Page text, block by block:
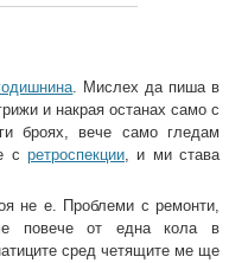
. Мислех да пиша в
и накрая останах само с
броях, вече само гледам
с ретроспекции, и ми става
не е. Проблеми с ремонти,
повече от една кола в
сред четящите ме ще